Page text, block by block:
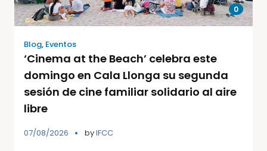
0
Blog, Eventos
‘Cinema at the Beach’ celebra este
domingo en Cala Llonga su segunda
sesión de cine familiar solidario al aire
libre
07/08/2026 byIFCC